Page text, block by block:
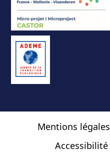
Mentions légales
Accessibilité